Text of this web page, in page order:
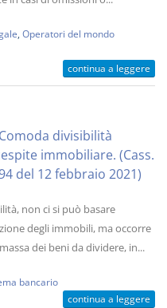
Operatori del mondo
continua a leggere
divisibilità
immobiliare. (Cass.
del 12 febbraio 2021)
non ci si può basare
degli immobili, ma occorre
dei beni da dividere, in...
bancario
continua a leggere